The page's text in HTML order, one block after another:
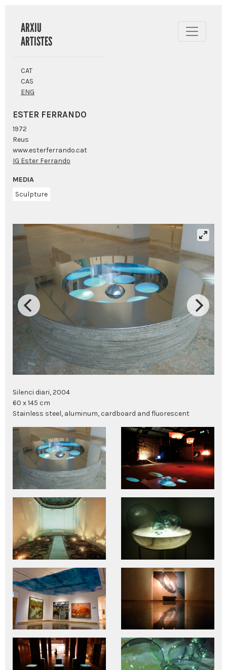
ARXIU
ARTISTES
CAT
CAS
ENG
ESTER FERRANDO
1972
Reus
www.esterferrando.cat
IG Ester Ferrando
MEDIA
Sculpture
Silenci diari, 2004
60 x 145 cm
Stainless steel, aluminum, cardboard and fluorescent